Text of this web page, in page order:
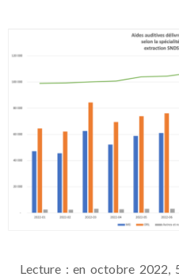
Lecture : en octobre 2022,